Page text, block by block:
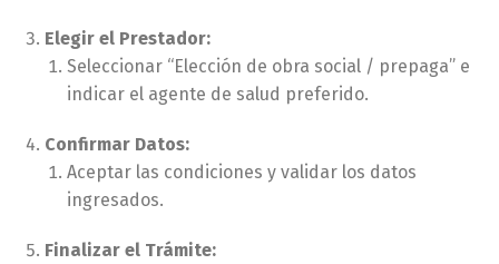
Elegir el Prestador:
Seleccionar “Elección de obra social / prepaga” e
indicar el agente de salud preferido.
Confirmar Datos:
Aceptar las condiciones y validar los datos
ingresados.
Finalizar el Trámite: